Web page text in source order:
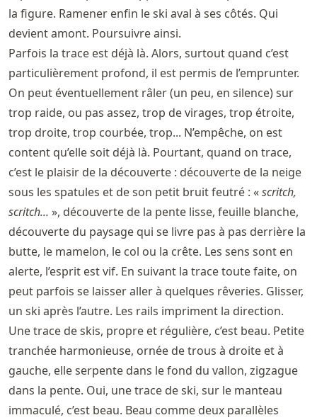
la figure. Ramener enfin le ski aval à ses côtés. Qui
devient amont. Poursuivre ainsi.
Parfois la trace est déjà là. Alors, surtout quand c’est
particulièrement profond, il est permis de l’emprunter.
On peut éventuellement râler (un peu, en silence) sur
trop raide, ou pas assez, trop de virages, trop étroite,
trop droite, trop courbée, trop... N’empêche, on est
content qu’elle soit déjà là. Pourtant, quand on trace,
c’est le plaisir de la découverte : découverte de la neige
sous les spatules et de son petit bruit feutré : «scritch,
scritch... », découverte de la pente lisse, feuille blanche,
découverte du paysage qui se livre pas à pas derrière la
butte, le mamelon, le col ou la crête. Les sens sont en
alerte, l’esprit est vif. En suivant la trace toute faite, on
peut parfois se laisser aller à quelques rêveries. Glisser,
un ski après l’autre. Les rails impriment la direction.
Une trace de skis, propre et régulière, c’est beau. Petite
tranchée harmonieuse, ornée de trous à droite et à
gauche, elle serpente dans le fond du vallon, zigzague
dans la pente. Oui, une trace de ski, sur le manteau
immaculé, c’est beau. Beau comme deux parallèles